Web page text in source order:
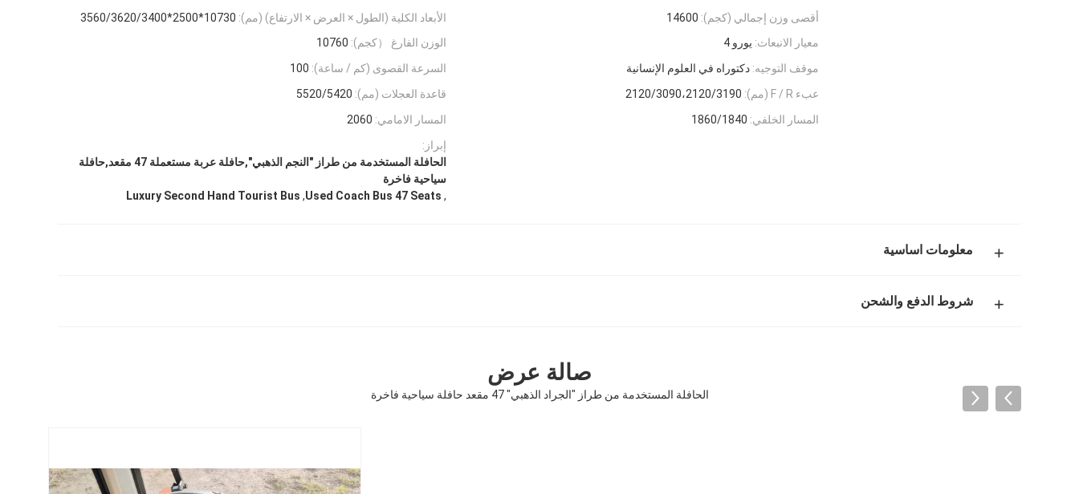
الأبعاد الكلية (الطول × العرض × الارتفاع) (مم): 10730*2500*3560/3620/3400 أقصى وزن إجمالي (كجم): 14600
الوزن الفارغ （كجم): 10760 معيار الانبعاث: يورو 4
السرعة القصوى (كم / ساعة): 100 موقف التوجيه: دكتوراه في العلوم الإنسانية
قاعدة العجلات (مم): 5520/5420 عبء F / R (مم):
2120/3090،2120/3190
المسار الامامي: 2060 المسار الخلفي: 1860/1840
إبراز:
الحافلة المستخدمة من طراز "النجم الذهبي",حافلة عربة مستعملة 47 مقعد,حافلة
سياحية فاخرة
,
Used Coach Bus 47 Seats
,
Luxury Second Hand Tourist Bus
معلومات اساسية
شروط الدفع والشحن
صالة عرض
الحافلة المستخدمة من طراز "الجراد الذهبي" 47 مقعد حافلة سياحية فاخرة